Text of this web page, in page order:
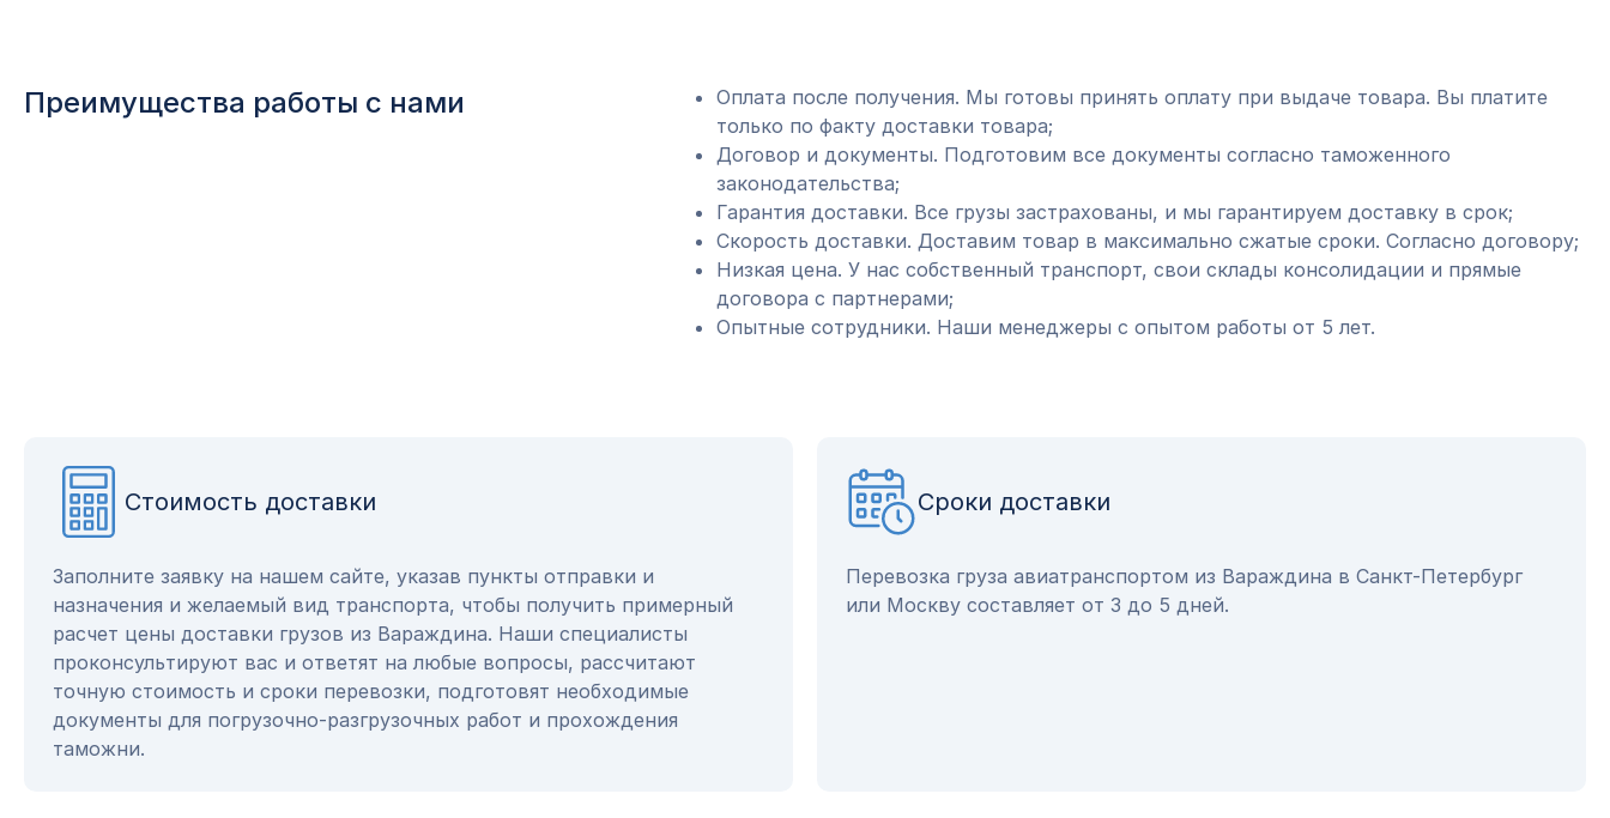
Преимущества работы с нами
Оплата после получения. Мы готовы принять оплату при выдаче товара. Вы платите
только по факту доставки товара;
Договор и документы. Подготовим все документы согласно таможенного
законодательства;
Гарантия доставки. Все грузы застрахованы, и мы гарантируем доставку в срок;
Скорость доставки. Доставим товар в максимально сжатые сроки. Согласно договору;
Низкая цена. У нас собственный транспорт, свои склады консолидации и прямые
договора с партнерами;
Опытные сотрудники. Наши менеджеры с опытом работы от 5 лет.
Стоимость доставки
Заполните заявку на нашем сайте, указав пункты отправки и
назначения и желаемый вид транспорта, чтобы получить примерный
расчет цены доставки грузов из Вараждина. Наши специалисты
проконсультируют вас и ответят на любые вопросы, рассчитают
точную стоимость и сроки перевозки, подготовят необходимые
документы для погрузочно-разгрузочных работ и прохождения
таможни.
Сроки доставки
Перевозка груза авиатранспортом из Вараждина в Санкт-Петербург
или Москву составляет от 3 до 5 дней.